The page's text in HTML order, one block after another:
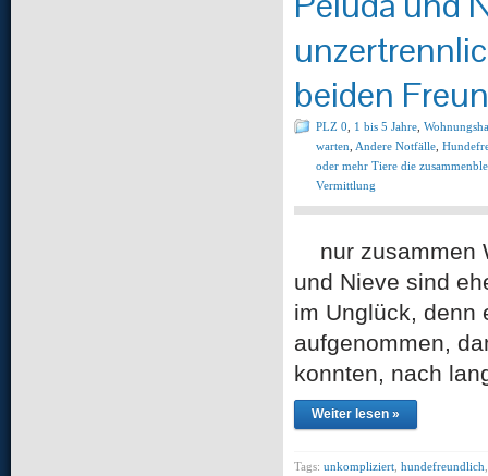
beiden
PLZ 0 1 bis 5 Jahre
warten Andere Notfälle
oder mehr Tiere die
Vermittlung
nur zusammen
und Nieve sind
im Unglück, denn
aufgenommen,
konnten, nach
Weiter lesen »
Tags: unkompliziert hundefreundlich